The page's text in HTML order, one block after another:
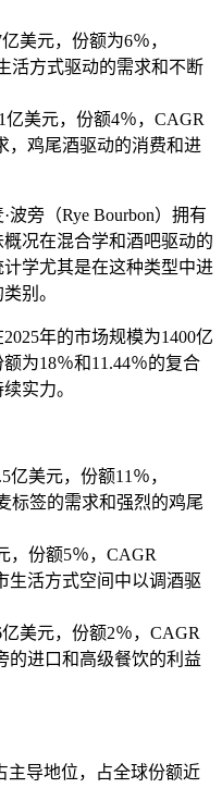
美元，份额为6％，
活方式驱动的需求和不断
美元，份额4％，CAGR
，鸡尾酒驱动的​​消费和进
波旁（Rye Bourbon）拥有
况在混合学和酒吧驱动的
学尤其是在这种类型中进
别。
年的市场规模为1400亿
为18％和11.44％的复合
实力。
美元，份额11％，
标签的需求和强烈的鸡尾
，份额5％，CAGR
生活方式空间中以调酒驱
美元，份额2％，CAGR
的进口和高级餐饮的利益
主导地位，占全球份额近